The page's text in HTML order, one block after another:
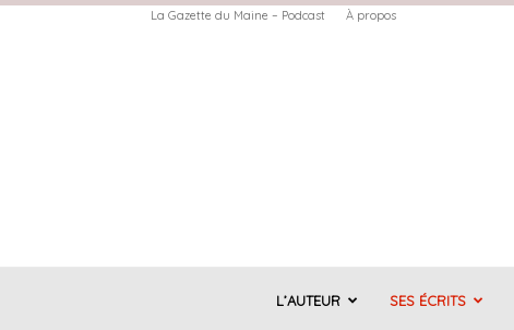
La Gazette du Maine – Podcast À propos
L’AUTEUR SES ÉCRITS